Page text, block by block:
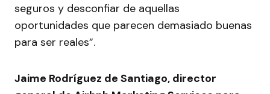
seguros y desconfiar de aquellas
oportunidades que parecen demasiado buenas
para ser reales”.
Jaime Rodríguez de Santiago, director